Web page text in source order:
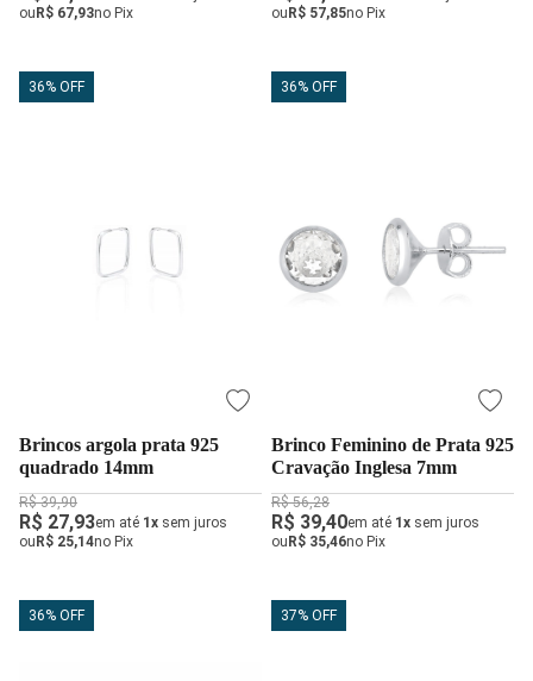
ou R$ 67,93no Pix
ou R$ 57,85no Pix
36% OFF
Brincos argola prata 925
quadrado 14mm
R$ 39,90
R$ 27,93em até 1x sem juros
ou R$ 25,14no Pix
36% OFF
Brinco Feminino de Prata 925
Cravação Inglesa 7mm
R$ 56,28
R$ 39,40em até 1x sem juros
ou R$ 35,46no Pix
36% OFF 37% OFF